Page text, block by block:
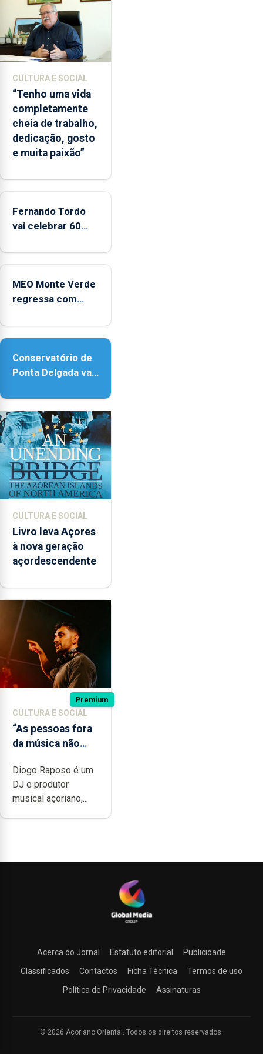
vez
desde
o
início
da
época
balnear
CULTURA E SOCIAL
“Tenho uma vida
completamente
cheia de trabalho,
dedicação, gosto
e muita paixão”
Fernando Tordo
vai celebrar 60
no Coliseu
MEO Monte Verde
regressa com
acessibilidade
Conservatório de
Ponta Delgada vai
instrumentos
CULTURA E SOCIAL
Livro leva Açores
à nova geração
açordescendente
Premium
CULTURA E SOCIAL
“As pessoas fora
da música não
quão difícil é
produzir uma
música”
Diogo Raposo é um
DJ e produtor
musical açoriano,...
Acerca do Jornal Estatuto editorial
Publicidade
Classificados
Contactos Ficha Técnica
Termos de uso
Política de Privacidade
Assinaturas
© 2026 Açoriano Oriental. Todos os direitos reservados.